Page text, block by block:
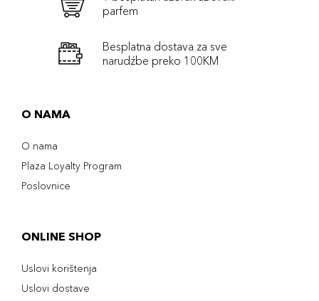
parfem
Besplatna dostava za sve
narudźbe preko 100KM
O NAMA
O nama
Plaza Loyalty Program
Poslovnice
ONLINE SHOP
Uslovi korištenja
Uslovi dostave